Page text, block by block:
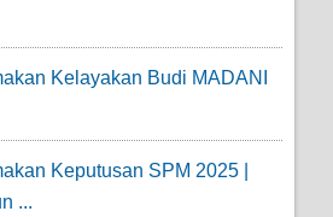
Kelayakan Budi MADANI
Keputusan SPM 2025 |
...